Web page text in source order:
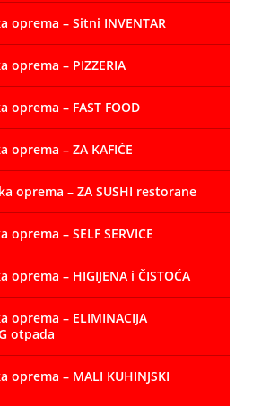
oprema – Sitni INVENTAR
oprema – PIZZERIA
oprema – FAST FOOD
oprema – ZA KAFIĆE
oprema – ZA SUSHI restorane
oprema – SELF SERVICE
oprema – HIGIJENA i ČISTOĆA
oprema – ELIMINACIJA
otpada
oprema – MALI KUHINJSKI